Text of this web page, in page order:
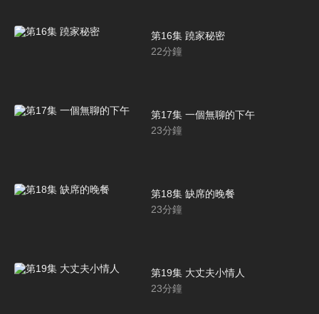
第16集 蹺家秘密
22分鐘
第17集 一個無聊的下午
23分鐘
第18集 缺席的晚餐
23分鐘
第19集 大丈夫小情人
23分鐘